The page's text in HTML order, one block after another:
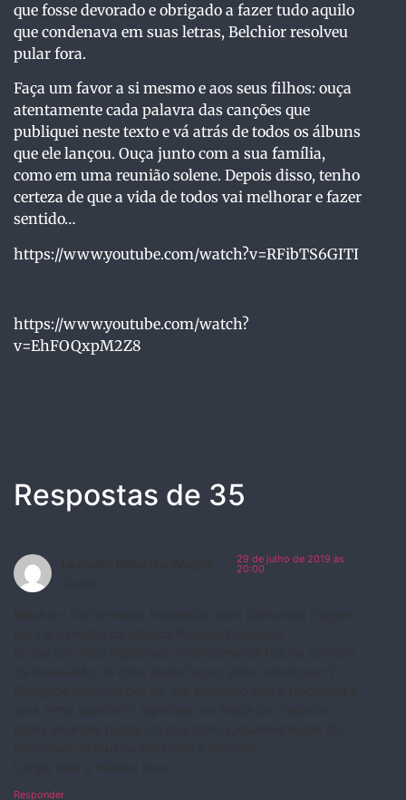
que fosse devorado e obrigado a fazer tudo aquilo
que condenava em suas letras, Belchior resolveu
pular fora.
Faça um favor a si mesmo e aos seus filhos: ouça
atentamente cada palavra das canções que
publiquei neste texto e vá atrás de todos os álbuns
que ele lançou. Ouça junto com a sua família,
como em uma reunião solene. Depois disso, tenho
certeza de que a vida de todos vai melhorar e fazer
sentido…
https://www.youtube.com/watch?v=RFibTS6GITI
https://www.youtube.com/watch?
v=EhFOQxpM2Z8
Respostas de 35
29 de julho de 2019 às
20:00
Responder